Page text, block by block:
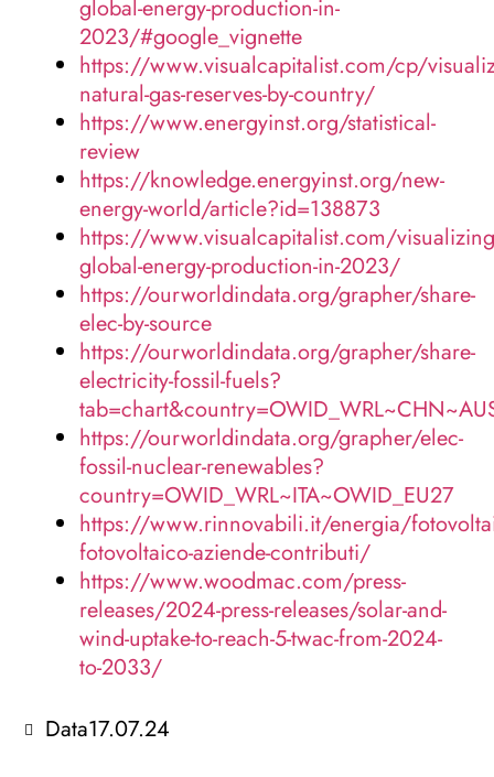
global-energy-production-in-
2023/#google_vignette
https://www.visualcapitalist.com/cp/
natural-gas-reserves-by-country/
https://www.energyinst.org/statistical-
review
https://knowledge.energyinst.org/new-
energy-world/article?id=138873
https://www.visualcapitalist.com/
global-energy-production-in-2023/
https://ourworldindata.org/grapher/share-
elec-by-source
https://ourworldindata.org/grapher/share-
electricity-fossil-fuels?
https://ourworldindata.org/grapher/elec-
fossil-nuclear-renewables?
country=OWID_WRL~ITA~OWID_EU27
https://www.rinnovabili.it/energia/
fotovoltaico-aziende-contributi/
https://www.woodmac.com/press-
releases/2024-press-releases/solar-and-
wind-uptake-to-reach-5-twac-from-2024-
to-2033/
Data17.07.24